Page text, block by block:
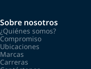
Sobre nosotros
¿Quiénes somos?
Compromiso
Ubicaciones
Marcas
Carreras